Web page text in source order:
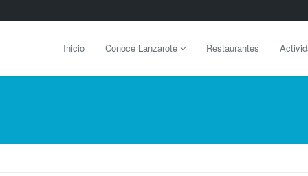
Inicio Conoce Lanzarote Restaurantes